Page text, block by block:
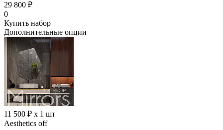
29 800 ₽
0
Купить набор
Дополнительные опции
11 500 ₽ x 1 шт
Aesthetics off